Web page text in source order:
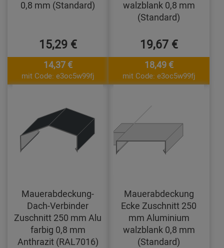
0,8 mm (Standard)
15,29 €
14,37 €
mit Code: e3oc5w99fj
walzblank 0,8 mm
(Standard)
19,67 €
18,49 €
mit Code: e3oc5w99fj
Mauerabdeckung-
Dach-Verbinder
Zuschnitt 250 mm Alu
farbig 0,8 mm
Anthrazit (RAL7016)
Mauerabdeckung
Ecke Zuschnitt 250
mm Aluminium
walzblank 0,8 mm
(Standard)